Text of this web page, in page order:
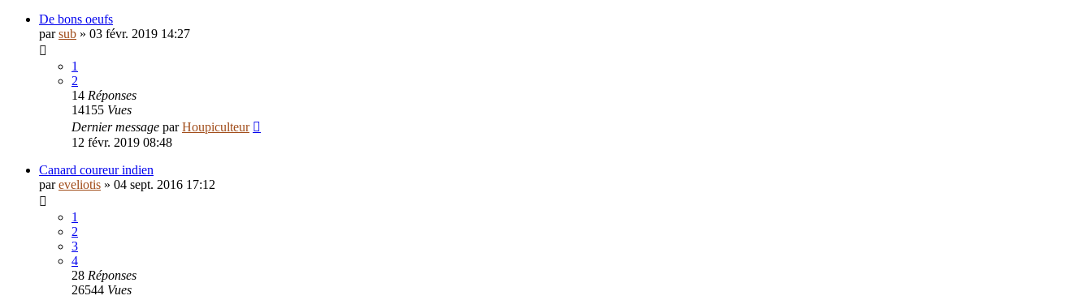
De bons oeufs
parsub » 03 févr. 2019 14:27
1
2
14 Réponses
14155 Vues
Dernier message parHoupiculteur
12 févr. 2019 08:48
Canard coureur indien
pareveliotis » 04 sept. 2016 17:12
1
2
3
4
28 Réponses
26544 Vues